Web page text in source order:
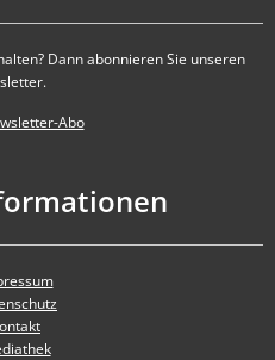
Dann abonnieren Sie unseren
Abo